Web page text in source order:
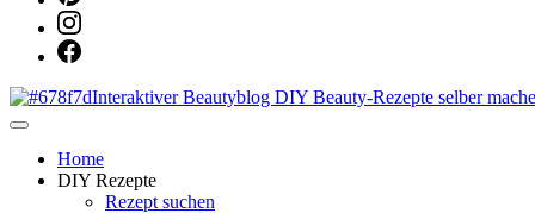
Manuka Magic – Natürlich schön:
Home
DIY Rezepte
Rezept suchen